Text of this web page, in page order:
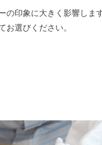
の印象に大きく影響します
お選びください。